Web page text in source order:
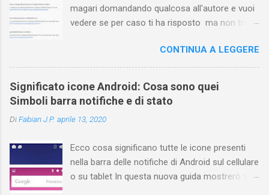
magari domandando qualcosa all'autore e vuoi
vedere se per caso ti ha risposto ma non trovi
nessuna voce del tipo " cronologia commenti
YouTube " o cose simili? Vuoi sapere come
farlo sia se accedi dal tuo computer (PC/Mac)
oppure tramite smartphone (Android o iPhone)
trovare i propri commenti di YouTube , ossia
Ovviamente la risposta é positiva ma mi ci è
voluto un bel po' di tempo prima di trovare
questa funzione di YouTube perché è anche
CONTINUA A LEGGERE
Significato icone Android: Cosa sono quei
Simboli barra notifiche e di stato
DiFabian J.P. aprile 13, 2020
Ecco cosa significano tutte le icone presenti
nella barra delle notifiche di Android sul cellulare
o su tablet In questa nuova guida mostrerò tutti